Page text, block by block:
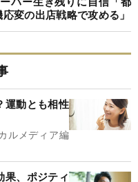
変の出店戦略で攻める」
運動とも相性
ルメディア編
果、ポジティ